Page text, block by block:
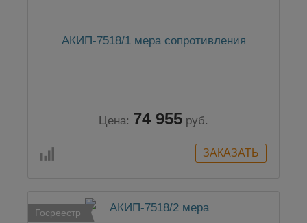
АКИП-7518/1 мера сопротивления
Цена: 74 955 руб.
Госреестр